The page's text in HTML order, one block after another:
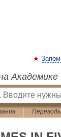
Академике